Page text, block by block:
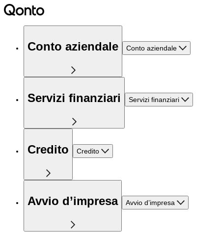
Conto aziendale Conto aziendale
Servizi finanziari Servizi finanziari
Credito Credito
Avvio d’impresa Avvio d’impresa